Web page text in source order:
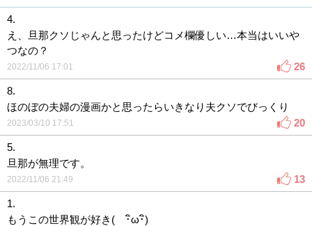
4.
え、旦那クソじゃんと思ったけどコメ欄優しい…本当はいいや
つなの？
2022/11/06 17:01 26
8.
ほのぼの夫婦の漫画かと思ったらいきなり夫クソでびっくり
2023/03/10 17:51 20
5.
旦那が無理です。
2022/11/06 21:49 13
1.
もうこの世界観が好き( ･ิω･ิ)